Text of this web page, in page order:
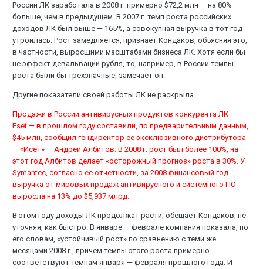
России ЛК заработала в 2008 г. примерно $72,2 млн — на 80%
больше, чем в предыдущем. В 2007 г. темп роста российских
доходов ЛК был выше — 165%, а совокупная выручка в тот год
утроилась. Рост замедляется, признает Кондаков, объясняя это,
в частности, выросшими масштабами бизнеса ЛК. Хотя если бы
не эффект девальвации рубля, то, например, в России темпы
роста были бы трехзначные, замечает он.
Другие показатели своей работы ЛК не раскрыла.
Продажи в России антивирусных продуктов конкурента ЛК —
Eset — в прошлом году составили, по предварительным данным,
$45 млн, сообщил гендиректор ее эксклюзивного дистрибутора
— «Исет» — Андрей Албитов. В 2008 г. рост был более 100%, на
этот год Албитов делает «осторожный прогноз» роста в 30%. У
Symantec, согласно ее отчетности, за 2008 финансовый год
выручка от мировых продаж антивирусного и системного ПО
выросла на 13% до $5,937 млрд.
В этом году доходы ЛК продолжат расти, обещает Кондаков, не
уточняя, как быстро. В январе — феврале компания показала, по
его словам, «устойчивый рост» по сравнению с теми же
месяцами 2008 г., причем темпы этого роста примерно
соответствуют темпам января — февраля прошлого года. И